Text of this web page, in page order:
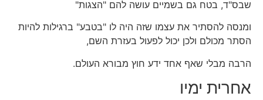
שבס"ד, בטח גם בשמיים עושה להם "הצגות"
ומנסה להסתיר את עצמו שזה היה לו "בטבע" ברגילות להיות
הסתר מכולם ולכן יכול לפעול בעזרת השם,
הרבה מבלי שאף אחד ידע חוץ מבורא העולם.
אחרית ימיו